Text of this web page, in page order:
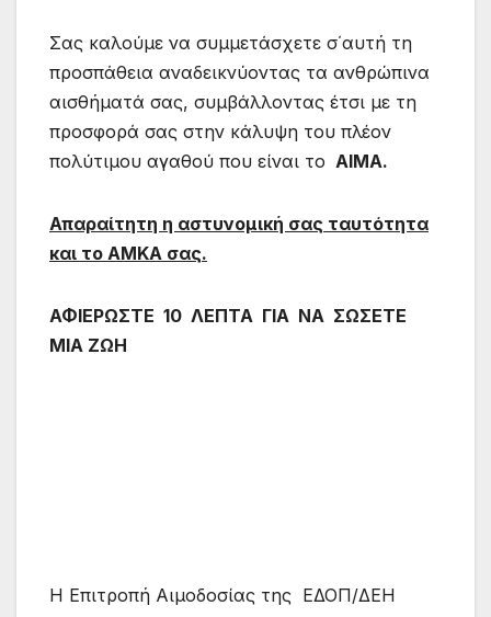
Σας καλούμε να συμμετάσχετε σ΄αυτή τη
προσπάθεια αναδεικνύοντας τα ανθρώπινα
αισθήματά σας, συμβάλλοντας έτσι με τη
προσφορά σας στην κάλυψη του πλέον
πολύτιμου αγαθού που είναι το ΑΙΜΑ.
Απαραίτητη η αστυνομική σας ταυτότητα
και το ΑΜΚΑ σας.
ΑΦΙΕΡΩΣΤΕ 10 ΛΕΠΤΑ ΓΙΑ ΝΑ ΣΩΣΕΤΕ
ΜΙΑ ΖΩΗ
Η Επιτροπή Αιμοδοσίας της ΕΔΟΠ/ΔΕΗ